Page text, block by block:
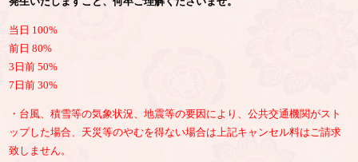
当日 100%
前日 80%
3日前 50%
7日前 30%
・台風、積雪等の気象状況、地震等の要因により、公共交通機関がスト
ップした場合、天災等のやむを得ない場合は上記キャンセル料はご請求
致しません。